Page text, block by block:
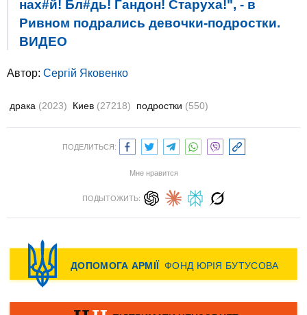
нах#й! Бл#дь! Гандон! Старуха!", - в
Ривном подрались девочки-подростки.
ВИДЕО
Автор: Сергій Яковенко
драка (2023) Киев (27218) подростки (550)
ПОДЕЛИТЬСЯ:
Мне нравится
ПОДЫТОЖИТЬ: